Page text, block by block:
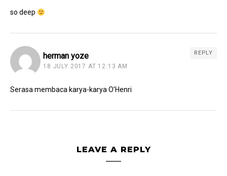
so deep
herman yoze
18 JULY 2017 AT 12:13 AM
REPLY
Serasa membaca karya-karya O’Henri
LEAVE A REPLY